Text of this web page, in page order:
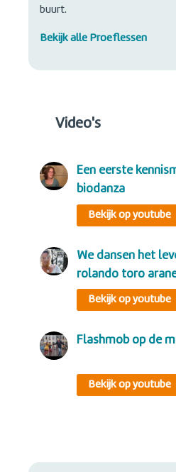
buurt.
Bekijk alle Proeflessen
Video's
een eerste kennismaking met
biodanza
Bekijk op youtube
we dansen het leven: ode aan
rolando toro
Bekijk op youtube
flashmob op de
Bekijk op youtube